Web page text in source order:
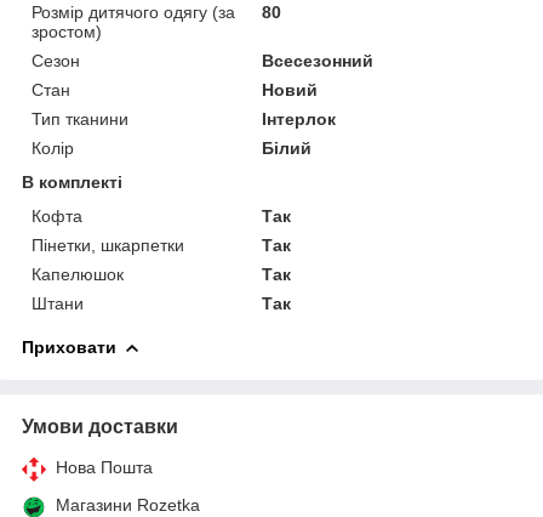
Розмір дитячого одягу (за
зростом)
80
Сезон
Всесезонний
Стан
Новий
Тип тканини
Інтерлок
Колір
Білий
В комплекті
Кофта
Так
Пінетки, шкарпетки
Так
Капелюшок
Так
Штани
Так
Приховати
Умови доставки
Нова Пошта
Магазини Rozetka